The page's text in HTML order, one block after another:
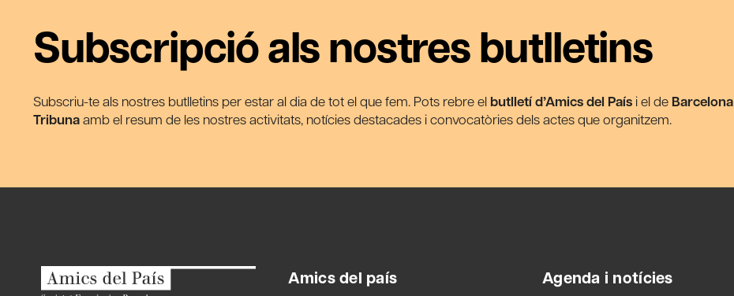
Subscripció als nostres butlletins
Subscriu-te als nostres butlletins per estar al dia de tot el que fem. Pots rebre el butlletí d’Amics del País i el de Barcelona
Tribunaamb el resum de les nostres activitats, notícies destacades i convocatòries dels actes que organitzem.
Amics del país Agenda i notícies